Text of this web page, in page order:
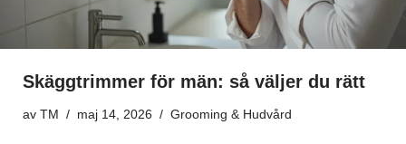
Skäggtrimmer för män: så väljer du rätt
av TM maj 14, 2026 Grooming & Hudvård